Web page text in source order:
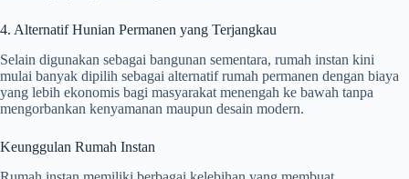
4. Alternatif Hunian Permanen yang Terjangkau
Selain digunakan sebagai bangunan sementara, rumah instan kini
mulai banyak dipilih sebagai alternatif rumah permanen dengan biaya
yang lebih ekonomis bagi masyarakat menengah ke bawah tanpa
mengorbankan kenyamanan maupun desain modern.
Keunggulan Rumah Instan